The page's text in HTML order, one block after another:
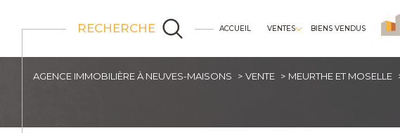
ACCUEIL VENTES
appartements maisons
BIENS VENDUS
RECHERCHE
AGENCE IMMOBILIÈRE À NEUVES-MAISONS VENTE MEURTHE ET MOSELLE